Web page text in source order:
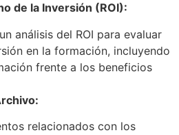
de la Inversión (ROI):
análisis del ROI para evaluar
en la formación, incluyendo
frente a los beneficios
relacionados con los